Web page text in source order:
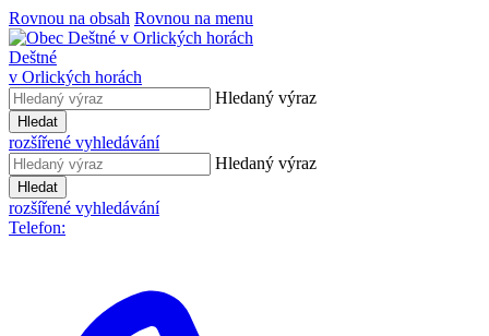
Rovnou na obsah Rovnou na menu
Deštné
v Orlických horách
Hledaný výraz
Hledat
rozšířené vyhledávání
Hledaný výraz
Hledat
rozšířené vyhledávání
Telefon: